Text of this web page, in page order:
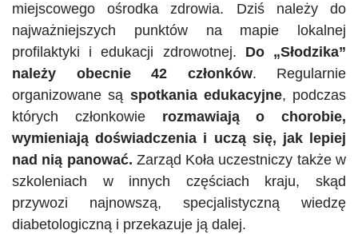
miejscowego ośrodka zdrowia. Dziś należy do
najważniejszych punktów na mapie lokalnej
profilaktyki i edukacji zdrowotnej. Do „Słodzika”
należy obecnie 42 członków. Regularnie
organizowane są spotkania edukacyjne, podczas
których członkowie rozmawiają o chorobie,
wymieniają doświadczenia i uczą się, jak lepiej
nad nią panować. Zarząd Koła uczestniczy także w
szkoleniach w innych częściach kraju, skąd
przywozi najnowszą, specjalistyczną wiedzę
diabetologiczną i przekazuje ją dalej.